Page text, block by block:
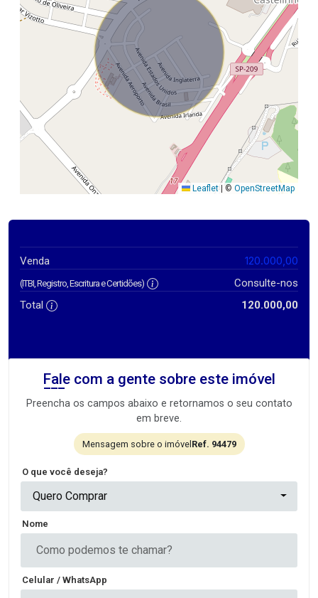
Leaflet | © OpenStreetMap
Venda 120.000,00
(ITBI, Registro, Escritura e Certidões)
Consulte-nos
Total
120.000,00
Fale com a gente sobre este imóvel
Preencha os campos abaixo e retornamos o seu contato
em breve.
Mensagem sobre o imóvelRef. 94479
O que você deseja?
Quero Comprar
Nome
Celular / WhatsApp